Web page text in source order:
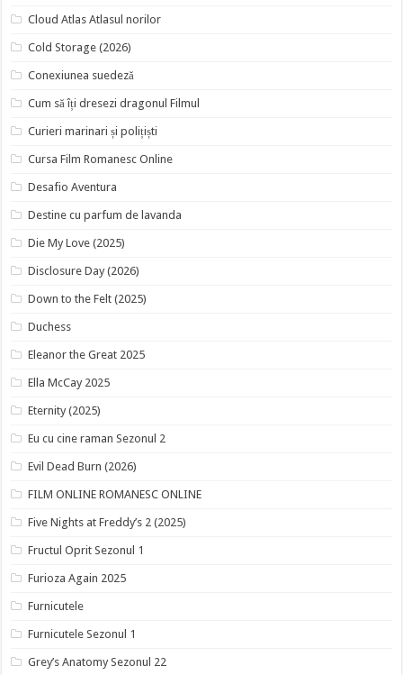
Cloud Atlas Atlasul norilor
Cold Storage (2026)
Conexiunea suedeză
Cum să îți dresezi dragonul Filmul
Curieri marinari și polițiști
Cursa Film Romanesc Online
Desafio Aventura
Destine cu parfum de lavanda
Die My Love (2025)
Disclosure Day (2026)
Down to the Felt (2025)
Duchess
Eleanor the Great 2025
Ella McCay 2025
Eternity (2025)
Eu cu cine raman Sezonul 2
Evil Dead Burn (2026)
FILM ONLINE ROMANESC ONLINE
Five Nights at Freddy’s 2 (2025)
Fructul Oprit Sezonul 1
Furioza Again 2025
Furnicutele
Furnicutele Sezonul 1
Grey’s Anatomy Sezonul 22